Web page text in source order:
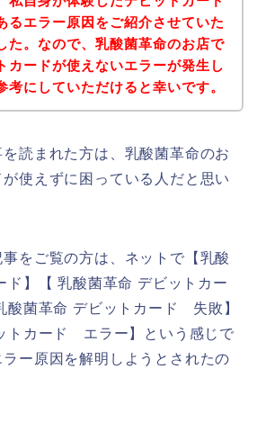
るエラー原因をご紹介させていた
た。なので、乳酸菌革命のお店で
カードが使えないエラーが発生し
考にしていただけると幸いです。
読まれた方は、乳酸菌革命のお
使えずに困っている人だと思い
をご覧の方は、ネットで【乳酸
ド】【 乳酸菌革命 デビットカー
菌革命 デビットカード 失敗】
トカード エラー】という感じで
ー原因を解明しようとされたの